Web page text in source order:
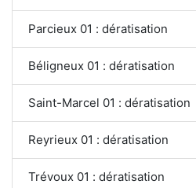
Parcieux 01 : dératisation
Béligneux 01 : dératisation
Saint-Marcel 01 : dératisation
Reyrieux 01 : dératisation
Trévoux 01 : dératisation